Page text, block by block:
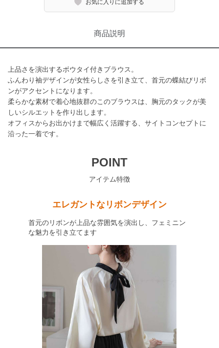
お気に入りに追加する
商品説明
上品さを演出するボウタイ付きブラウス。
ふんわり袖デザインが女性らしさを引き立て、首元の蝶結びリボ
ンがアクセントになります。
柔らかな素材で着心地抜群のこのブラウスは、胸元のタックが美
しいシルエットを作り出します。
オフィスからお出かけまで幅広く活躍する、サイトコンセプトに
沿った一着です。
POINT
アイテム特徴
エレガントなリボンデザイン
首元のリボンが上品な雰囲気を演出し、フェミニン
な魅力を引き立てます